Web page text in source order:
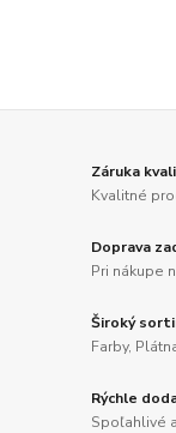
Záruka
Kvalitné
Doprava
Pri nákupe
Široký
Farby,
Rýchle
Spoľahlivé